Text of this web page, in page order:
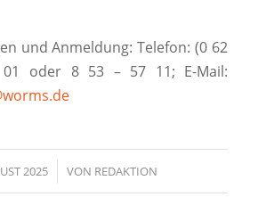
und Anmeldung: Telefon: (0 62
oder 8 53 – 57 11; E-Mail:
2025
/ VON REDAKTION